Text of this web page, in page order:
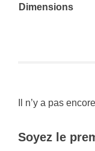
Dimensions
Il n’y a pas
Soyez le